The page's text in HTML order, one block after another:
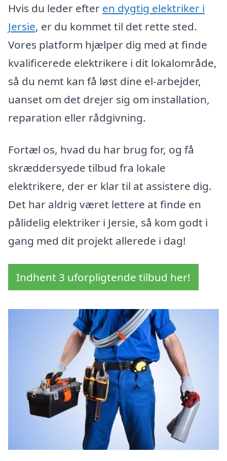
Hvis du leder efter en dygtig elektriker i
Jersie, er du kommet til det rette sted.
Vores platform hjælper dig med at finde
kvalificerede elektrikere i dit lokalområde,
så du nemt kan få løst dine el-arbejder,
uanset om det drejer sig om installation,
reparation eller rådgivning.
Fortæl os, hvad du har brug for, og få
skræddersyede tilbud fra lokale
elektrikere, der er klar til at assistere dig.
Det har aldrig været lettere at finde en
pålidelig elektriker i Jersie, så kom godt i
gang med dit projekt allerede i dag!
Indhent 3 uforpligtende tilbud her!